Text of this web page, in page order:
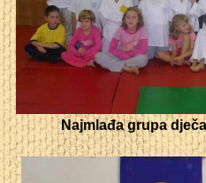
Najmlađa grupa